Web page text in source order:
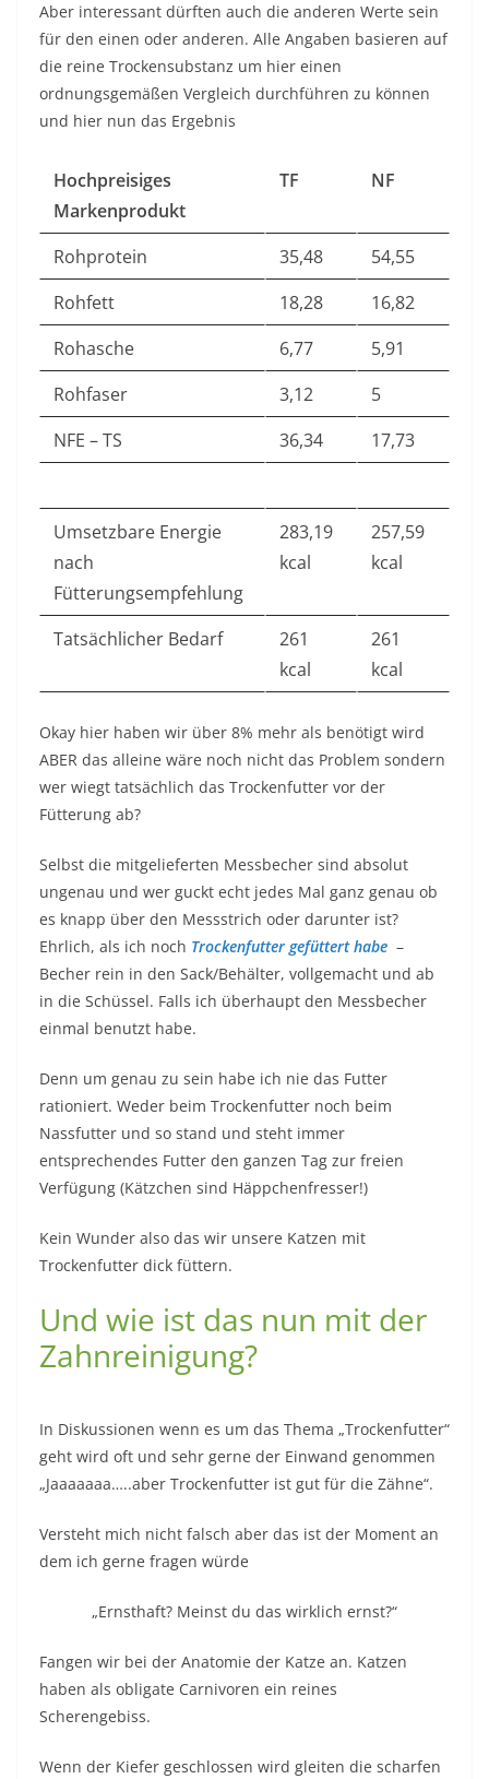
Aber interessant dürften auch die anderen Werte sein
für den einen oder anderen. Alle Angaben basieren auf
die reine Trockensubstanz um hier einen
ordnungsgemäßen Vergleich durchführen zu können
und hier nun das Ergebnis
Hochpreisiges
Markenprodukt
TF NF
Rohprotein 35,48
54,55
Rohfett
18,28
16,82
Rohasche
6,77
5,91
Rohfaser
3,12
5
NFE – TS
36,34 17,73
Umsetzbare Energie
nach
Fütterungsempfehlung
283,19
kcal
257,59
kcal
Tatsächlicher Bedarf
261
kcal
261
kcal
Okay hier haben wir über 8% mehr als benötigt wird
ABER das alleine wäre noch nicht das Problem sondern
wer wiegt tatsächlich das Trockenfutter vor der
Fütterung ab?
Selbst die mitgelieferten Messbecher sind absolut
ungenau und wer guckt echt jedes Mal ganz genau ob
es knapp über den Messstrich oder darunter ist?
Ehrlich, als ich noch Trockenfutter gefüttert habe –
Becher rein in den Sack/Behälter, vollgemacht und ab
in die Schüssel. Falls ich überhaupt den Messbecher
einmal benutzt habe.
Denn um genau zu sein habe ich nie das Futter
rationiert. Weder beim Trockenfutter noch beim
Nassfutter und so stand und steht immer
entsprechendes Futter den ganzen Tag zur freien
Verfügung (Kätzchen sind Häppchenfresser!)
Kein Wunder also das wir unsere Katzen mit
Trockenfutter dick füttern.
Und wie ist das nun mit der
Zahnreinigung?
In Diskussionen wenn es um das Thema „Trockenfutter“
geht wird oft und sehr gerne der Einwand genommen
„Jaaaaaaa…..aber Trockenfutter ist gut für die Zähne“.
Versteht mich nicht falsch aber das ist der Moment an
dem ich gerne fragen würde
„Ernsthaft? Meinst du das wirklich ernst?“
Fangen wir bei der Anatomie der Katze an. Katzen
haben als obligate Carnivoren ein reines
Scherengebiss.
Wenn der Kiefer geschlossen wird gleiten die scharfen